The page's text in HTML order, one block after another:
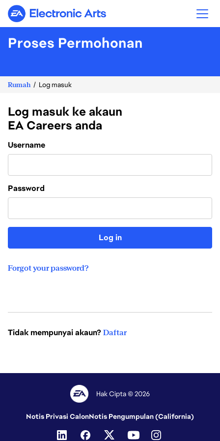
Electronic Arts
Proses Permohonan
Rumah Log masuk
Log masuk ke akaun
EA Careers anda
Login
Username
Password
Log in
Forgot your password?
Tidak mempunyai akaun? Daftar
Hak Cipta © 2026
Notis Privasi CalonNotis Pengumpulan (California)